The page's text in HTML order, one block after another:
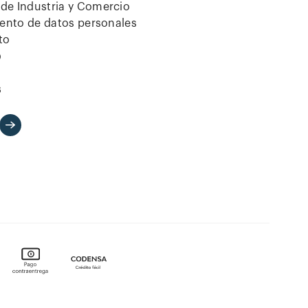
Industria y Comercio
de datos personales